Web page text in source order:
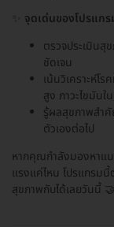
จุดเด่นของโปรแก
ตรวจประเมินสุ
ชัดเจน
เน้นวิเคราะห์โ
สูง ภาวะไขมันใ
รู้ผลสุขภาพสำ
ตัวเองต่อไป
หากคุณกำลังมองหาแ
แรงแค่ไหน โปรแกรม
สุขภาพกับได้เลยวันนี้ 🤝